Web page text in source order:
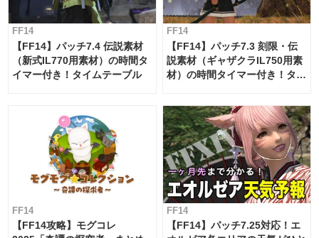
FF14
【FF14】パッチ7.4 伝説素材
（新式IL770用素材）の時間タ
イマー付き！タイムテーブル
FF14
【FF14】パッチ7.3 刻限・伝
説素材（ギャザクラIL750用素
材）の時間タイマー付き！タイ
FF14
【FF14攻略】モグコレ
FF14
【FF14】パッチ7.25対応！エ